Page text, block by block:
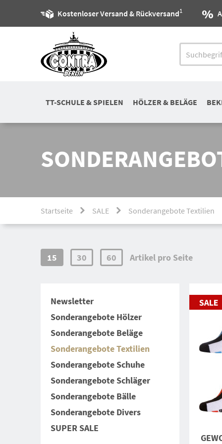
Kostenloser Versand & Rückversand1
TT-SCHULE & SPIELEN HÖLZER & BELÄGE
Startseite SALE Sonderangebote Textilien
Newsletter
Sonderangebote Hölzer
Sonderangebote Beläge
Sonderangebote Textilien
Sonderangebote Schuhe
Sonderangebote Schläger
Sonderangebote Bälle
Sonderangebote Divers
SUPER SALE
15 30 60 Artikel pro Seite